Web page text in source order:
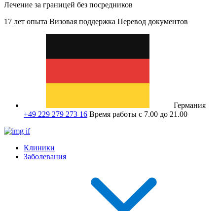
Лечение за границей без посредников
17 лет опыта Визовая поддержка Перевод документов
Германия
+49 229 279 273 16 Время работы с 7.00 до 21.00
Клиники
Заболевания